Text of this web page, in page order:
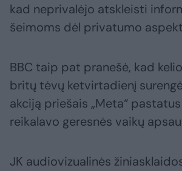
kad neprivalėjo atskleisti
šeimoms dėl privatumo
BBC taip pat pranešė, kad
britų tėvų ketvirtadienį
akciją priešais „Meta“
reikalavo geresnės vaikų
JK audiovizualinės